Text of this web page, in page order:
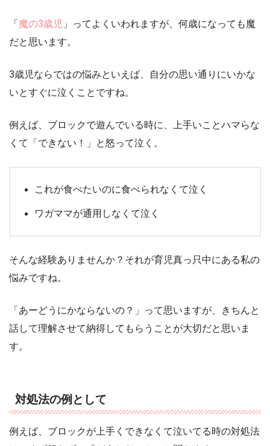
「 魔の3歳児 」ってよくいわれますが、何歳になっても魔
だと思います。
3歳児ならではの悩みといえば、自分の思い通りにいかな
いとすぐに泣くことですね。
例えば、ブロックで遊んでいる時に、上手いことハマらな
くて「できない！」と怒って泣く。
これが食べたいのに食べられなくて泣く
ワガママが通用しなくて泣く
そんな経験ありませんか？それが育児真っ只中にある私の
悩みですね。
「あーどうにかならないの？」って思いますが、きちんと
話して理解させて納得してもらうことが大切だと思いま
す。
対処法の例として
例えば、ブロックが上手くできなくて泣いてる時の対処法